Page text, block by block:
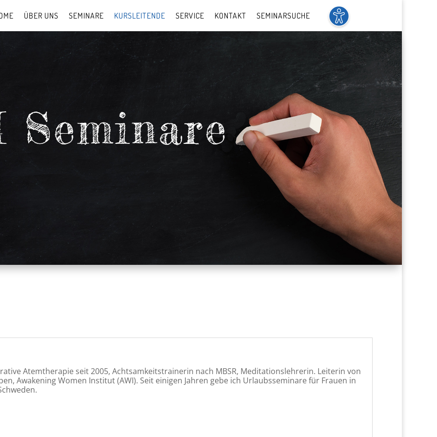
ÜBER UNS SEMINARE KURSLEITENDE SERVICE KONTAKT SEMINARSUCHE
Atemtherapie seit 2005, Achtsamkeitstrainerin nach MBSR, Meditationslehrerin. Leiterin von
Awakening Women Institut (AWI). Seit einigen Jahren gebe ich Urlaubsseminare für Frauen in